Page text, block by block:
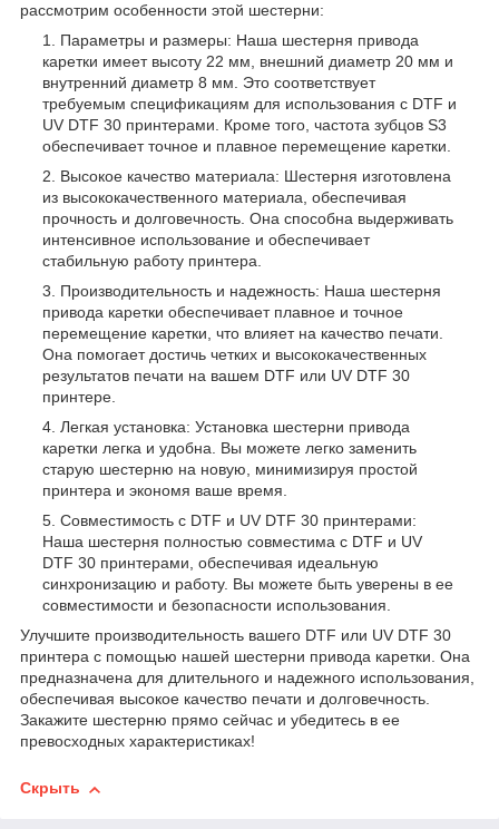
рассмотрим особенности этой шестерни:
Параметры и размеры: Наша шестерня привода
каретки имеет высоту 22 мм, внешний диаметр 20 мм и
внутренний диаметр 8 мм. Это соответствует
требуемым спецификациям для использования с DTF и
UV DTF 30 принтерами. Кроме того, частота зубцов S3
обеспечивает точное и плавное перемещение каретки.
Высокое качество материала: Шестерня изготовлена
из высококачественного материала, обеспечивая
прочность и долговечность. Она способна выдерживать
интенсивное использование и обеспечивает
стабильную работу принтера.
Производительность и надежность: Наша шестерня
привода каретки обеспечивает плавное и точное
перемещение каретки, что влияет на качество печати.
Она помогает достичь четких и высококачественных
результатов печати на вашем DTF или UV DTF 30
принтере.
Легкая установка: Установка шестерни привода
каретки легка и удобна. Вы можете легко заменить
старую шестерню на новую, минимизируя простой
принтера и экономя ваше время.
Совместимость с DTF и UV DTF 30 принтерами:
Наша шестерня полностью совместима с DTF и UV
DTF 30 принтерами, обеспечивая идеальную
синхронизацию и работу. Вы можете быть уверены в ее
совместимости и безопасности использования.
Улучшите производительность вашего DTF или UV DTF 30
принтера с помощью нашей шестерни привода каретки. Она
предназначена для длительного и надежного использования,
обеспечивая высокое качество печати и долговечность.
Закажите шестерню прямо сейчас и убедитесь в ее
превосходных характеристиках!
Скрыть